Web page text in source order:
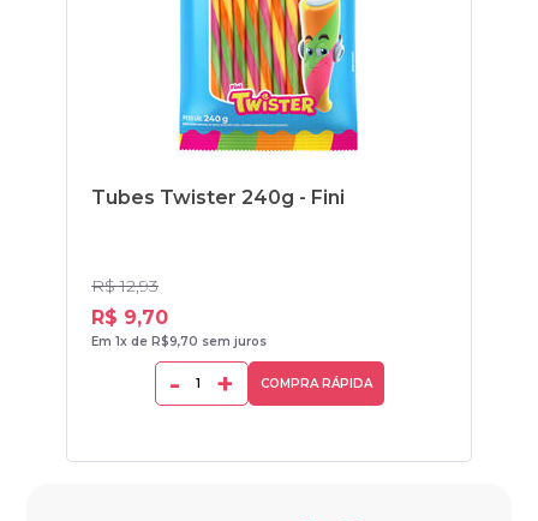
Tubes Twister 240g - Fini
R$ 12,93
R$ 9,70
Em 1x de R$9,70 sem juros
- + COMPRA RÁPIDA